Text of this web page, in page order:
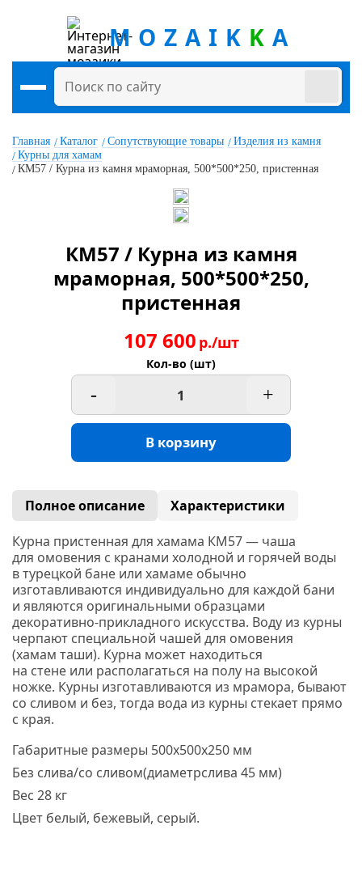
MOZAIK K A
Главная Каталог Сопутствующие товары
Изделия из камня
Курны для хамам
КМ57 / Курна из камня мраморная, 500*500*250, пристенная
КМ57 / Курна из камня
мраморная, 500*500*250,
пристенная
107 600 р./шт
Кол-во (шт)
- +
В корзину
Полное описание
Характеристики
Курна пристенная для хамама КМ57— чаша
для омовения с кранами холодной и горячей воды
в турецкой бане или хамаме обычно
изготавливаются индивидуально для каждой бани
и являются оригинальными образцами
декоративно-прикладного искусства. Воду из курны
черпают специальной чашей для омовения
(хамам таши). Курна может находиться
на стене или располагаться на полу на высокой
ножке. Курны изготавливаются из мрамора, бывают
со сливом и без, тогда вода из курны стекает прямо
с края.
Габаритные размеры 500х500х250 мм
Без слива/со сливом(диаметрслива 45 мм)
Вес 28 кг
Цвет белый, бежевый, серый.